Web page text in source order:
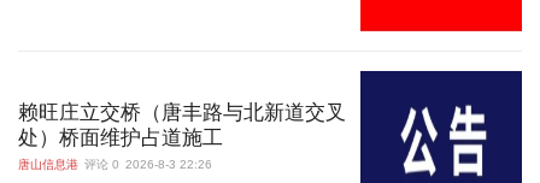
赖旺庄立交桥（唐丰路与北新道交叉
处）桥面维护占道施工
唐山信息港 评论 0 2026-8-3 22:26